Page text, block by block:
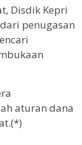
Disdik Kepri
penugasan
aturan dana